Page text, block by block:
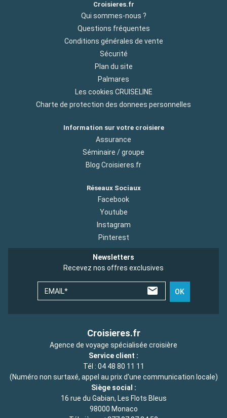
Croisieres.fr
Qui sommes-nous ?
Questions fréquentes
Conditions générales de vente
Sécurité
Plan du site
Palmares
Les cookies CRUISELINE
Charte de protection des donnees personnelles
Information sur votre croisiere
Assurance
Séminaire / groupe
Blog Croisieres.fr
Réseaux Sociaux
Facebook
Youtube
Instagram
Pinterest
Newsletters
Recevez nos offres exclusives
EMAIL* OK
Croisieres.fr
Agence de voyage spécialisée croisière
Service client :
Tél : 04 48 80 11 11
(Numéro non surtaxé, appel au prix d'une communication locale)
Siège social :
16 rue du Gabian, Les Flots Bleus
98000 Monaco